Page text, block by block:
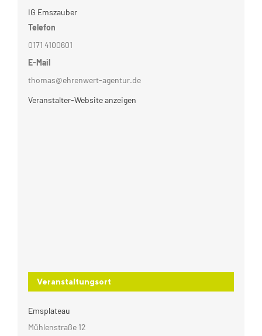
IG Emszauber
Telefon
0171 4100601
E-Mail
thomas@ehrenwert-agentur.de
Veranstalter-Website anzeigen
Veranstaltungsort
Emsplateau
Mühlenstraße 12